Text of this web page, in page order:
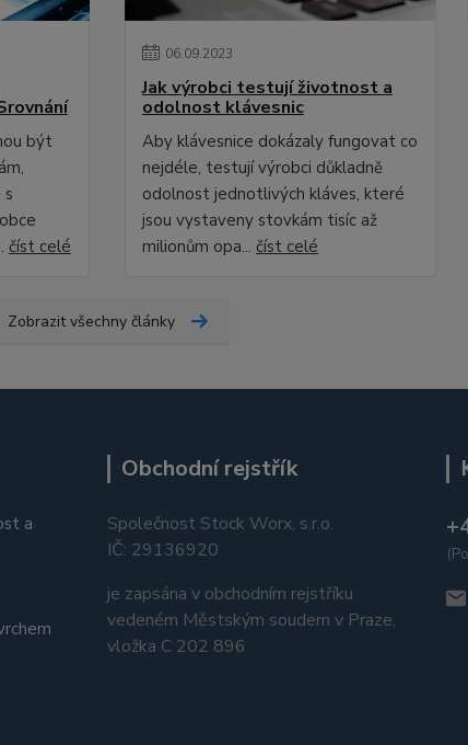
být
s
číst celé
06.09.2023
Jak výrobci testují životnost a
odolnost klávesnic
Aby klávesnice dokázaly fungovat co
nejdéle, testují výrobci důkladně
odolnost jednotlivých kláves, které
jsou vystaveny stovkám tisíc až
milionům opa... číst celé
Zobrazit všechny články
a
Obchodní rejstřík
Společnost Stock Worx, s.r.o.
IČ: 29136920
je zapsána v obchodním rejstříku
vedeném Městským soudem v Praze,
vložka C 202 896